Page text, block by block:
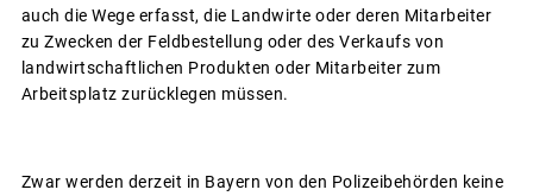
auch die Wege erfasst, die Landwirte oder deren Mitarbeiter
zu Zwecken der Feldbestellung oder des Verkaufs von
landwirtschaftlichen Produkten oder Mitarbeiter zum
Arbeitsplatz zurücklegen müssen.
Zwar werden derzeit in Bayern von den Polizeibehörden keine